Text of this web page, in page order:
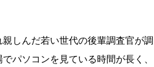
しんだ若い世代の後輩調査官が調
パソコンを見ている時間が長く、